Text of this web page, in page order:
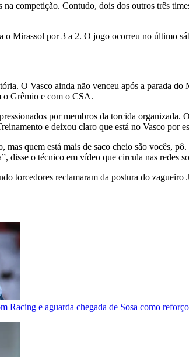
competição. Contudo, dois dos outros três
o Mirassol por 3 a 2. O jogo ocorreu no último
O Vasco ainda não venceu após a parada
o Grêmio e com o CSA.
por membros da torcida
e deixou claro que está no Vasco por
mas quem está mais de saco cheio são vocês,
disse o técnico em vídeo que circula nas redes
torcedores reclamaram da postura do
Racing e aguarda chegada de Sosa como reforço